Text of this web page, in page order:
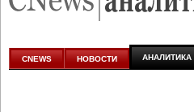
аналитике
CNEWS НОВОСТИ АНАЛИТИКА